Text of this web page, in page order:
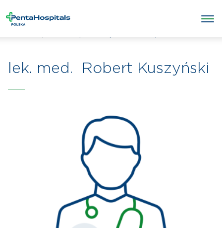
lek. med. Robert Kuszyński